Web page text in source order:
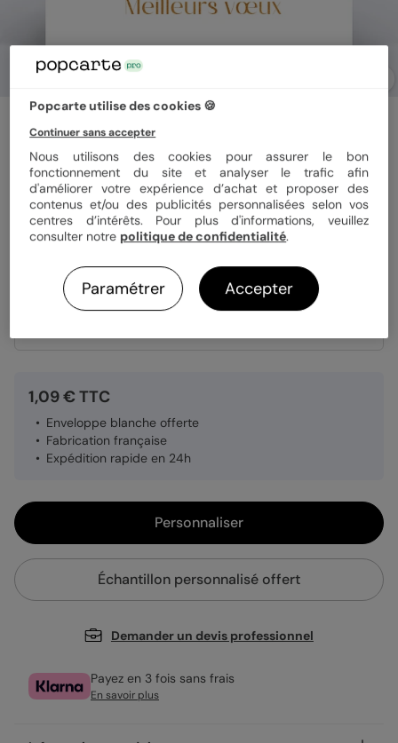
Carte de vœux entreprise
Boule à neige logo
Format 14x14 cm plié
Papier Papier Satiné
1,09 € TTC
Enveloppe blanche offerte
Fabrication française
Expédition rapide en 24h
Personnaliser
Échantillon personnalisé offert
Demander un devis professionnel
Payez en 3 fois sans frais
En savoir plus
Popcarte utilise des cookies 🍪
Continuer sans accepter
Nous utilisons des cookies pour assurer le bon
fonctionnement du site et analyser le trafic afin
d'améliorer votre expérience d’achat et proposer des
contenus et/ou des publicités personnalisées selon vos
centres d’intérêts. Pour plus d'informations, veuillez
consulter notre politique de confidentialité.
Paramétrer Accepter